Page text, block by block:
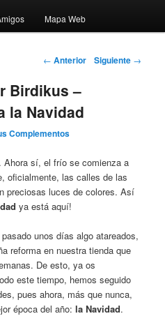
Mapa Web
Navegador de artículos
← Anterior Siguiente →
Birdikus –
la Navidad
Complementos
sí, el frío se comienza a
oficialmente, las calles de las
preciosas luces de colores. Así
ya está aquí!
unos días algo atareados,
reforma en nuestra tienda que
De esto, ya os
este tiempo, hemos seguido
pues ahora, más que nunca,
época del año:la Navidad.